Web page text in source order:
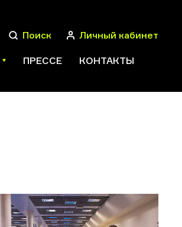
Поиск Личный кабинет
ПРЕССЕ КОНТАКТЫ